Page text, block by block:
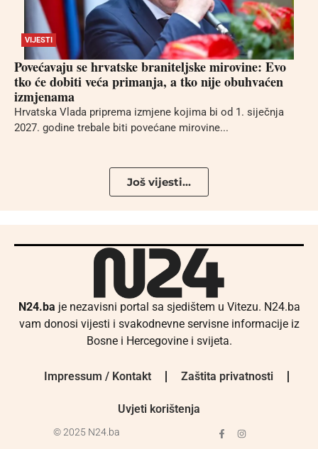
VIJESTI
Povećavaju se hrvatske braniteljske mirovine: Evo
tko će dobiti veća primanja, a tko nije obuhvaćen
izmjenama
Hrvatska Vlada priprema izmjene kojima bi od 1. siječnja
2027. godine trebale biti povećane mirovine...
Još vijesti...
N24.ba je nezavisni portal sa sjedištem u Vitezu. N24.ba
vam donosi vijesti i svakodnevne servisne informacije iz
Bosne i Hercegovine i svijeta.
Impressum / Kontakt Zaštita privatnosti
Uvjeti korištenja
© 2025 N24.ba